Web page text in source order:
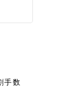
手数